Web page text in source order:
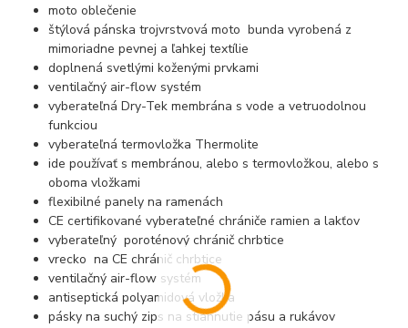
moto oblečenie
štýlová pánska trojvrstvová moto bunda vyrobená z
mimoriadne pevnej a ľahkej textílie
doplnená svetlými koženými prvkami
ventilačný air-flow systém
vyberateľná Dry-Tek membrána s vode a vetruodolnou
funkciou
vyberateľná termovložka Thermolite
ide používať s membránou, alebo s termovložkou, alebo s
oboma vložkami
flexibilné panely na ramenách
CE certifikované vyberateľné chrániče ramien a lakťov
vyberateľný poroténový chránič chrbtice
vrecko na CE chránič chrbtice
ventilačný air-flow systém
antiseptická polyamidová vložka
pásky na suchý zips na stiahnutie pásu a rukávov